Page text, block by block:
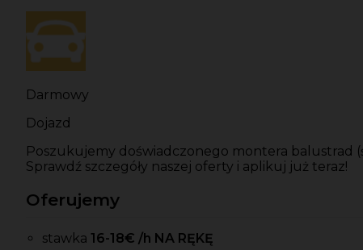
Darmowy
Dojazd
Poszukujemy doświadczonego montera balustrad
Sprawdź szczegóły naszej oferty i aplikuj już teraz!
Oferujemy
stawka 16-18€ /h NA RĘKĘ